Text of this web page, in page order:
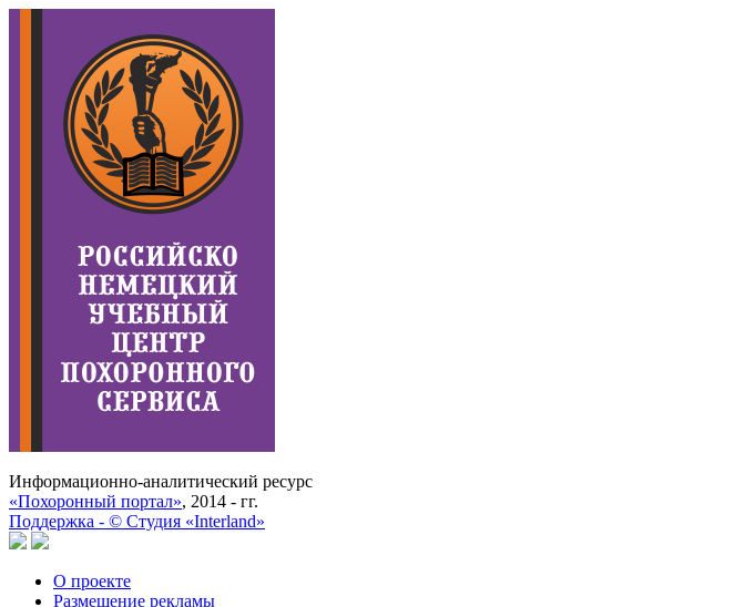
Информационно-аналитический ресурс
«Похоронный портал», 2014 - гг.
Поддержка - © Cтудия «Interland»
О проекте
Размещение рекламы